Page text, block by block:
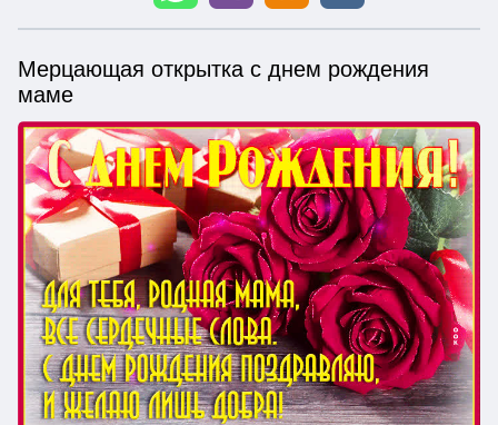
Мерцающая открытка с днем рождения
маме